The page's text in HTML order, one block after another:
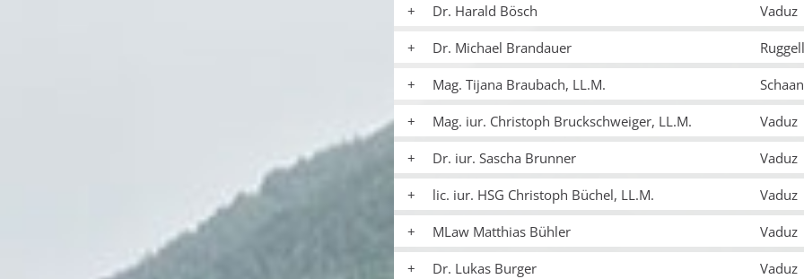
Dr. Harald Bösch Vaduz
Dr. Michael Brandauer Ruggell
Mag. Tijana Braubach, LL.M. Schaan
Mag. iur. Christoph Bruckschweiger, LL.M. Vaduz
Dr. iur. Sascha Brunner Vaduz
lic. iur. HSG Christoph Büchel, LL.M. Vaduz
MLaw Matthias Bühler Vaduz
Dr. Lukas Burger Vaduz